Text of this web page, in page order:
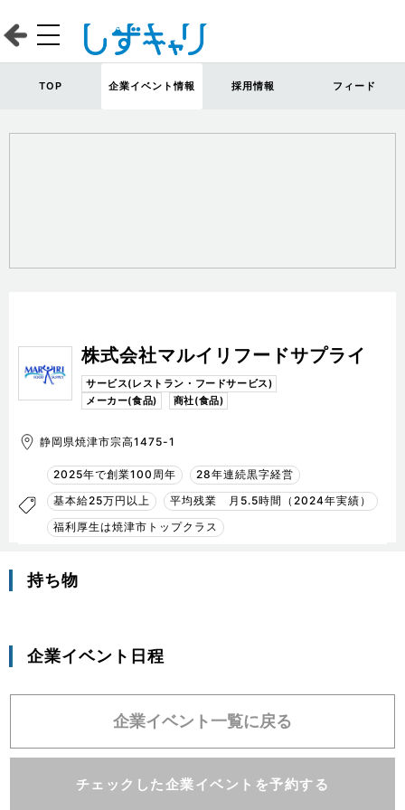
TOP 企業イベント情報 採用情報 フィード
株式会社マルイリフードサプライ
サービス(レストラン・フードサービス)
メーカー(食品)
商社(食品)
静岡県焼津市宗高1475-1
2025年で創業100周年
28年連続黒字経営
基本給25万円以上
平均残業 月5.5時間（2024年実績）
福利厚生は焼津市トップクラス
持ち物
企業イベント日程
企業イベント一覧に戻る
チェックした企業イベントを予約する